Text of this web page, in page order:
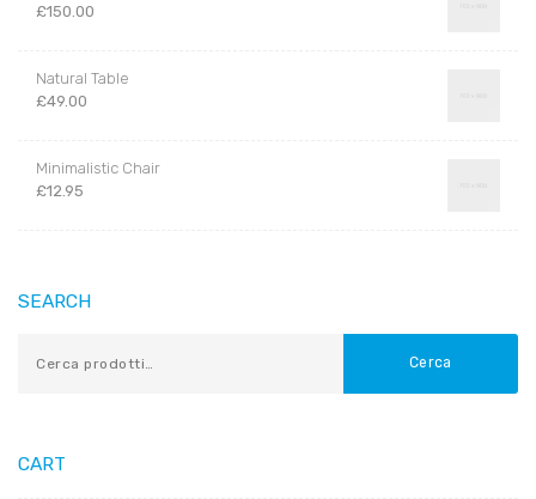
£150.00
Natural Table
£49.00
Minimalistic Chair
£12.95
SEARCH
Cerca
CART